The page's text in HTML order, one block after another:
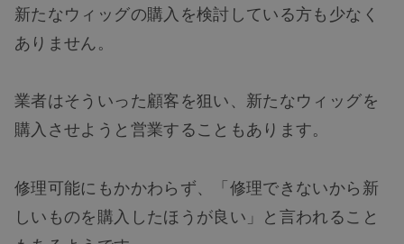
新たなウィッグの購入を検討している方も少なく
ありません。
業者はそういった顧客を狙い、新たなウィッグを
購入させようと営業することもあります。
修理可能にもかかわらず、「修理できないから新
しいものを購入したほうが良い」と言われること